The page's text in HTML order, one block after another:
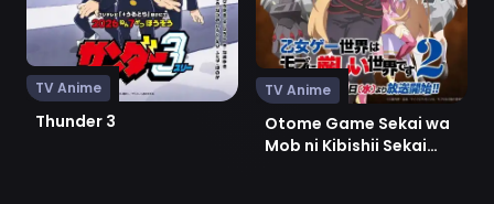
TV Anime
Thunder 3
TV Anime
Otome Game Sekai wa
Mob ni Kibishii Sekai